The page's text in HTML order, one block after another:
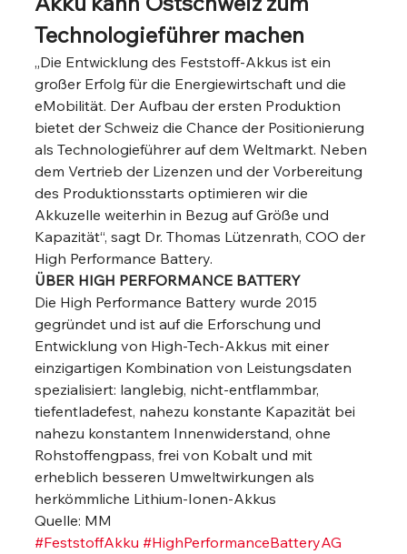
Technologieführer machen
„Die Entwicklung des Feststoff-Akkus ist ein
großer Erfolg für die Energiewirtschaft und die
eMobilität. Der Aufbau der ersten Produktion
bietet der Schweiz die Chance der Positionierung
als Technologieführer auf dem Weltmarkt. Neben
dem Vertrieb der Lizenzen und der Vorbereitung
des Produktionsstarts optimieren wir die
Akkuzelle weiterhin in Bezug auf Größe und
Kapazität“, sagt Dr. Thomas Lützenrath, COO der
High Performance Battery.
ÜBER HIGH PERFORMANCE BATTERY
Die High Performance Battery wurde 2015
gegründet und ist auf die Erforschung und
Entwicklung von High-Tech-Akkus mit einer
einzigartigen Kombination von Leistungsdaten
spezialisiert: langlebig, nicht-entflammbar,
tiefentladefest, nahezu konstante Kapazität bei
nahezu konstantem Innenwiderstand, ohne
Rohstoffengpass, frei von Kobalt und mit
erheblich besseren Umweltwirkungen als
herkömmliche Lithium-Ionen-Akkus
Quelle: MM
#FeststoffAkku #HighPerformanceBatteryAG